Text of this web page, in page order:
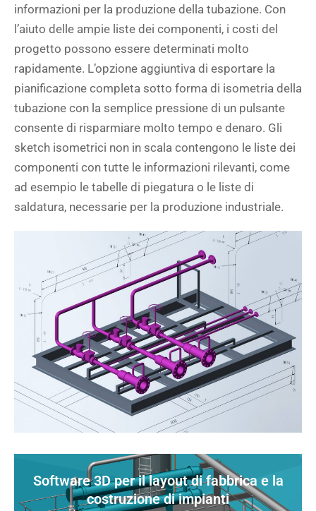
informazioni per la produzione della tubazione. Con
l’aiuto delle ampie liste dei componenti, i costi del
progetto possono essere determinati molto
rapidamente. L’opzione aggiuntiva di esportare la
pianificazione completa sotto forma di isometria della
tubazione con la semplice pressione di un pulsante
consente di risparmiare molto tempo e denaro. Gli
sketch isometrici non in scala contengono le liste dei
componenti con tutte le informazioni rilevanti, come
ad esempio le tabelle di piegatura o le liste di
saldatura, necessarie per la produzione industriale.
Software 3D per il layout di fabbrica e la
costruzione di impianti